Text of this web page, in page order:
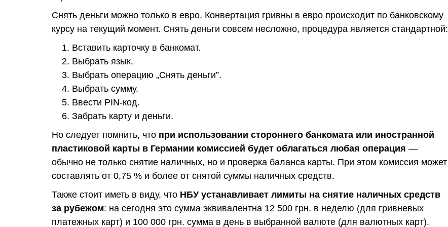
Снять деньги можно только в евро. Конвертация гривны в евро происходит по банковскому
курсу на текущий момент. Снять деньги совсем несложно, процедура является стандартной:
Вставить карточку в банкомат.
Выбрать язык.
Выбрать операцию „Снять деньги”.
Выбрать сумму.
Ввести PIN-код.
Забрать карту и деньги.
Но следует помнить, что при использовании стороннего банкомата или иностранной
пластиковой карты в Германии комиссией будет облагаться любая операция —
обычно не только снятие наличных, но и проверка баланса карты. При этом комиссия может
составлять от 0,75 % и более от снятой суммы наличных средств.
Также стоит иметь в виду, что НБУ устанавливает лимиты на снятие наличных средств
за рубежом: на сегодня это сумма эквивалентна 12 500 грн. в неделю (для гривневых
платежных карт) и 100 000 грн. сумма в день в выбранной валюте (для валютных карт).